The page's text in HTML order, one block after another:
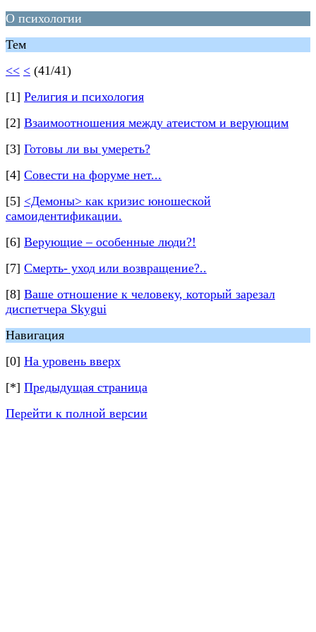
О психологии
Тем
<< < (41/41)
[1] Религия и психология
[2] Взаимоотношения между атеистом и верующим
[3] Готовы ли вы умереть?
[4] Совести на форуме нет...
[5] <Демоны> как кризис юношеской
самоидентификации.
[6] Верующие – особенные люди?!
[7] Смерть- уход или возвращение?..
[8] Ваше отношение к человеку, который зарезал
диспетчера Skygui
Навигация
[0] На уровень вверх
[*] Предыдущая страница
Перейти к полной версии